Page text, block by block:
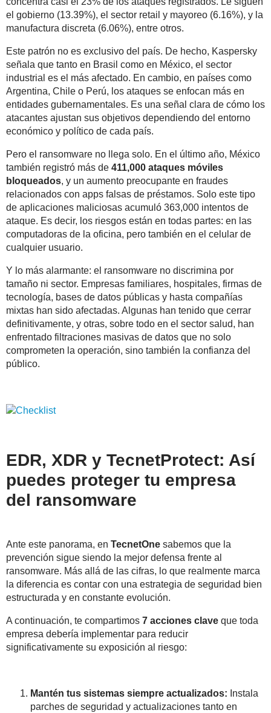
el gobierno (13.39%), el sector retail y mayoreo (6.16%), y la
manufactura discreta (6.06%), entre otros.
Este patrón no es exclusivo del país. De hecho, Kaspersky
señala que tanto en Brasil como en México, el sector
industrial es el más afectado. En cambio, en países como
Argentina, Chile o Perú, los ataques se enfocan más en
entidades gubernamentales. Es una señal clara de cómo los
atacantes ajustan sus objetivos dependiendo del entorno
económico y político de cada país.
Pero el ransomware no llega solo. En el último año, México
también registró más de 411,000 ataques móviles
bloqueados, y un aumento preocupante en fraudes
relacionados con apps falsas de préstamos. Solo este tipo
de aplicaciones maliciosas acumuló 363,000 intentos de
ataque. Es decir, los riesgos están en todas partes: en las
computadoras de la oficina, pero también en el celular de
cualquier usuario.
Y lo más alarmante: el ransomware no discrimina por
tamaño ni sector. Empresas familiares, hospitales, firmas de
tecnología, bases de datos públicas y hasta compañías
mixtas han sido afectadas. Algunas han tenido que cerrar
definitivamente, y otras, sobre todo en el sector salud, han
enfrentado filtraciones masivas de datos que no solo
comprometen la operación, sino también la confianza del
público.
EDR, XDR y TecnetProtect: Así
puedes proteger tu empresa
del ransomware
Ante este panorama, en TecnetOne sabemos que la
prevención sigue siendo la mejor defensa frente al
ransomware. Más allá de las cifras, lo que realmente marca
la diferencia es contar con una estrategia de seguridad bien
estructurada y en constante evolución.
A continuación, te compartimos 7 acciones clave que toda
empresa debería implementar para reducir
significativamente su exposición al riesgo:
Mantén tus sistemas siempre actualizados: Instala
parches de seguridad y actualizaciones tanto en